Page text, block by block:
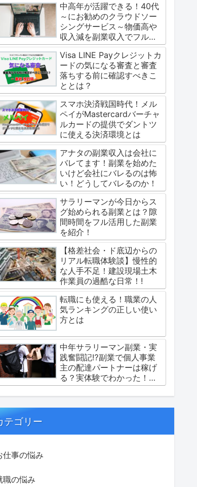
中高年が活躍できる！40代
～にお勧めのクラウドソー
シングサービス～物価高や
収入減を副業収入でフルカ
バー
Visa LINE Payクレジットカ
ードの気になる審査と審査
落ちする前に確認すべきこ
ととは？
スマホ決済戦国時代！メル
ペイがMastercardバーチャ
ルカードの提供でダントツ
に使える決済環境とは
アナタの副業収入は会社に
バレてます！副業を始めた
いけど会社にバレるのは怖
い！どうしてバレるのか！
サラリーマンが今日からス
グ始められる副業とは？隙
間時間をフル活用した副業
を紹介！
【格差社会・ド底辺からの
リアル転職体験談】慢性的
な人手不足！建設現場土木
作業員の過酷な日常！!
転職にも使える！職業の人
気ランキングの正しい使い
方とは
中年サラリーマン副業・実
践奮闘記⁉副業で個人事業
主の配達パートナーは稼げ
る？実体験でわかった！流
れや魅力・注意点とは？
テゴリー
仕事の悩み
職の悩み